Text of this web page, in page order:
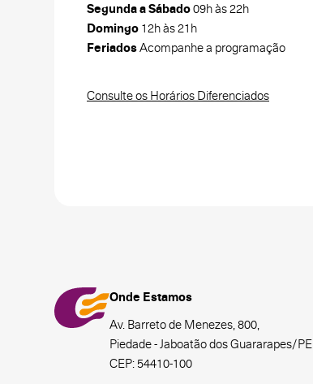
Segunda a Sábado09h às 22h
Domingo 12h às 21h
FeriadosAcompanhe a programação
Consulte os Horários Diferenciados
Onde Estamos
Av. Barreto de Menezes, 800,
Piedade - Jaboatão dos Guararapes/PE
CEP: 54410-100